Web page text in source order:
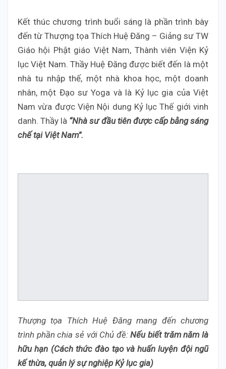
Kết thúc chương trình buổi sáng là phần trình bày
đến từ Thượng tọa Thích Huệ Đăng – Giảng sư TW
Giáo hội Phật giáo Việt Nam, Thành viên Viện Kỷ
lục Việt Nam. Thầy Huệ Đăng được biết đến là một
nhà tu nhập thế, một nhà khoa học, một doanh
nhân, một Đạo sư Yoga và là Kỷ lục gia của Việt
Nam vừa được Viện Nội dung Kỷ lục Thế giới vinh
danh. Thầy là “Nhà sư đầu tiên được cấp bằng sáng
chế tại Việt Nam”.
Thượng tọa Thích Huệ Đăng mang đến chương
trình phần chia sẻ với Chủ đề:Nếu biết trăm năm là
hữu hạn (Cách thức đào tạo và huấn luyện đội ngũ
kế thừa, quản lý sự nghiệp Kỷ lục gia)